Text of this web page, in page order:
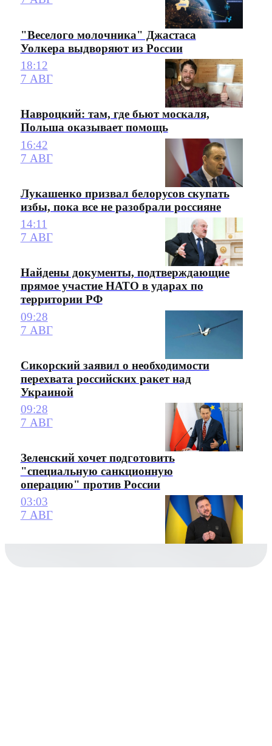
"Веселого молочника" Джастаса
Уолкера выдворяют из России
18:12
7 АВГ
Навроцкий: там, где бьют москаля,
Польша оказывает помощь
16:42
7 АВГ
Лукашенко призвал белорусов скупать
избы, пока все не разобрали россияне
14:11
7 АВГ
Найдены документы, подтверждающие
прямое участие НАТО в ударах по
территории РФ
09:28
7 АВГ
Сикорский заявил о необходимости
перехвата российских ракет над
Украиной
09:28
7 АВГ
Зеленский хочет подготовить
"специальную санкционную
операцию" против России
03:03
7 АВГ